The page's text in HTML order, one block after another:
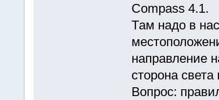
Compass 4.1.
Там надо в
направление
сторона света
Вопрос: